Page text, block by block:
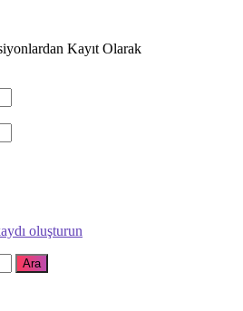
Kayıt Olarak
oluşturun